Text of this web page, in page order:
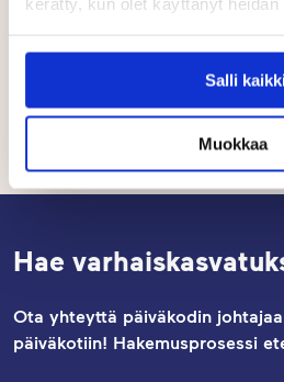
Salli
Muokkaa
365 euroa kuukaudessa.
Asiakasmaksu määräytyy
varhaiskasvatusaika.
Hae
Ota yhteyttä päiväkodin
päiväkotiin! Hakemusprosessi